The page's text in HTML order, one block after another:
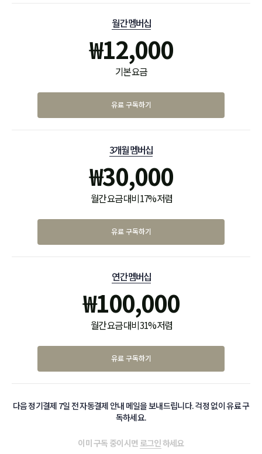
월간 멤버십
₩12,000
기본 요금
유료 구독하기
3개월 멤버십
₩30,000
월간 요금 대비 17% 저렴
유료 구독하기
연간 멤버십
₩100,000
월간 요금 대비 31% 저렴
유료 구독하기
다음 정기결제 7일 전 자동결제 안내 메일을 보내드립니다. 걱정 없이 유료 구
독하세요.
이미 구독 중이시면 로그인하세요